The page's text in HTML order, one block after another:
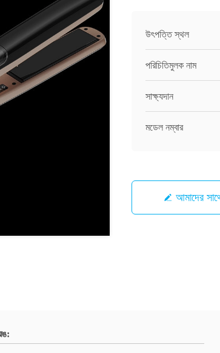
উৎপত্তি স্থল
পরিচিতিমুলক নাম
সাক্ষ্যদান
মডেল নম্বার
আমাদের